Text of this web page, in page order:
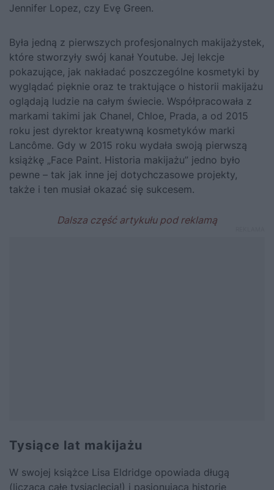
Jennifer Lopez, czy Evę Green.
Była jedną z pierwszych profesjonalnych makijażystek,
które stworzyły swój kanał Youtube. Jej lekcje
pokazujące, jak nakładać poszczególne kosmetyki by
wyglądać pięknie oraz te traktujące o historii makijażu
oglądają ludzie na całym świecie. Współpracowała z
markami takimi jak Chanel, Chloe, Prada, a od 2015
roku jest dyrektor kreatywną kosmetyków marki
Lancôme. Gdy w 2015 roku wydała swoją pierwszą
książkę „Face Paint. Historia makijażu” jedno było
pewne – tak jak inne jej dotychczasowe projekty,
także i ten musiał okazać się sukcesem.
Tysiące lat makijażu
W swojej książce Lisa Eldridge opowiada długą
(liczącą całe tysiąclecia!) i pasjonującą historię